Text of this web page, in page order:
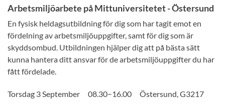
Arbetsmiljöarbete på Mittuniversitetet - Östersund
En fysisk heldagsutbildning för dig som har tagit emot en
fördelning av arbetsmiljöuppgifter, samt för dig som är
skyddsombud. Utbildningen hjälper dig att på bästa sätt
kunna hantera ditt ansvar för de arbetsmiljöuppgifter du har
fått fördelade.
Torsdag 3 September 08.30–16.00 Östersund G3217